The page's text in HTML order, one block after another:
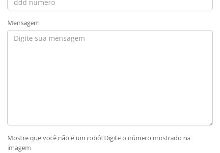
Mensagem
Mostre que você não é um robô! Digite o número mostrado na
imagem